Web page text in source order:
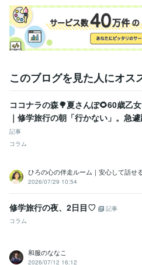
このブログを見た人にオス
ココナラの森🌳夏さんぽ🌻60歳乙
｜修学旅行の朝「行かない」。急
記事
コラム
ひろの心の伴走ルーム｜安心して話せ
2026/07/29 10:54
修学旅行の夜、2日目♡
記事
コラム
和服のななこ
2026/07/12 16:12